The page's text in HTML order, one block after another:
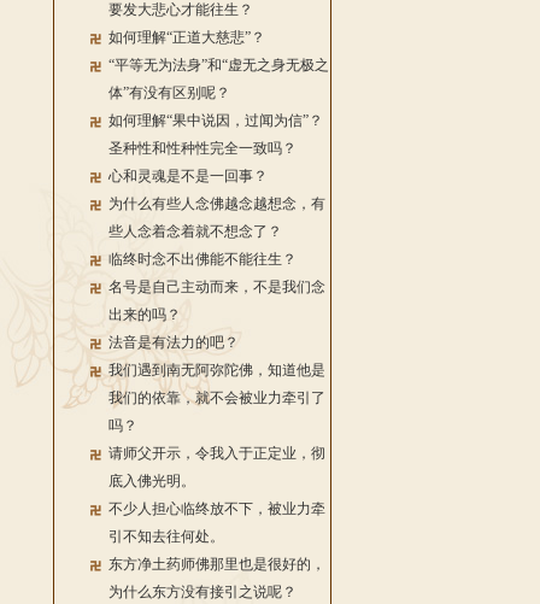
要发大悲心才能往生？
如何理解“正道大慈悲”？
“平等无为法身”和“虚无之身无极之
体”有没有区别呢？
如何理解“果中说因，过闻为信”？
圣种性和性种性完全一致吗？
心和灵魂是不是一回事？
为什么有些人念佛越念越想念，有
些人念着念着就不想念了？
临终时念不出佛能不能往生？
名号是自己主动而来，不是我们念
出来的吗？
法音是有法力的吧？
我们遇到南无阿弥陀佛，知道他是
我们的依靠，就不会被业力牵引了
吗？
请师父开示，令我入于正定业，彻
底入佛光明。
不少人担心临终放不下，被业力牵
引不知去往何处。
东方净土药师佛那里也是很好的，
为什么东方没有接引之说呢？